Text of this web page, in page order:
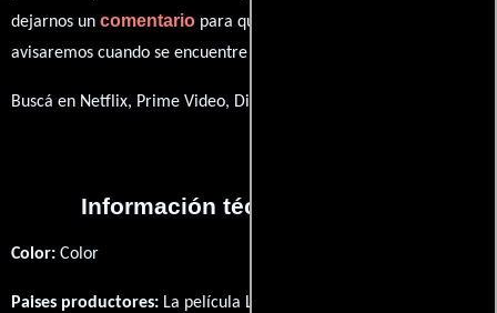
dejarnos un comentario para que le demos prioridad y te
avisaremos cuando se encuentre disponible
Buscá en Netflix, Prime Video, Disney+
Información técnica y general
Color: Color
Paises productores: La película Life Briefly fué producida en